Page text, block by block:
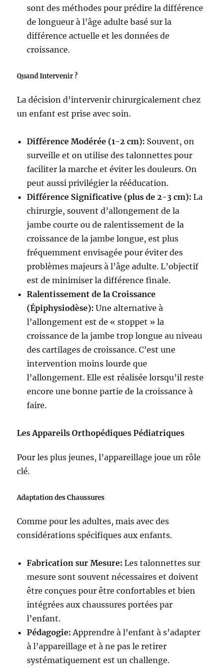
sont des méthodes pour prédire la différence
de longueur à l’âge adulte basé sur la
différence actuelle et les données de
croissance.
Quand Intervenir ?
La décision d’intervenir chirurgicalement chez
un enfant est prise avec soin.
Différence Modérée (1-2 cm): Souvent, on
surveille et on utilise des talonnettes pour
faciliter la marche et éviter les douleurs. On
peut aussi privilégier la rééducation.
Différence Significative (plus de 2-3 cm): La
chirurgie, souvent d’allongement de la
jambe courte ou de ralentissement de la
croissance de la jambe longue, est plus
fréquemment envisagée pour éviter des
problèmes majeurs à l’âge adulte. L’objectif
est de minimiser la différence finale.
Ralentissement de la Croissance
(Épiphysiodèse): Une alternative à
l’allongement est de « stoppet » la
croissance de la jambe trop longue au niveau
des cartilages de croissance. C’est une
intervention moins lourde que
l’allongement. Elle est réalisée lorsqu’il reste
encore une bonne partie de la croissance à
faire.
Les Appareils Orthopédiques Pédiatriques
Pour les plus jeunes, l’appareillage joue un rôle
clé.
Adaptation des Chaussures
Comme pour les adultes, mais avec des
considérations spécifiques aux enfants.
Fabrication sur Mesure: Les talonnettes sur
mesure sont souvent nécessaires et doivent
être conçues pour être confortables et bien
intégrées aux chaussures portées par
l’enfant.
Pédagogie: Apprendre à l’enfant à s’adapter
à l’appareillage et à ne pas le retirer
systématiquement est un challenge.